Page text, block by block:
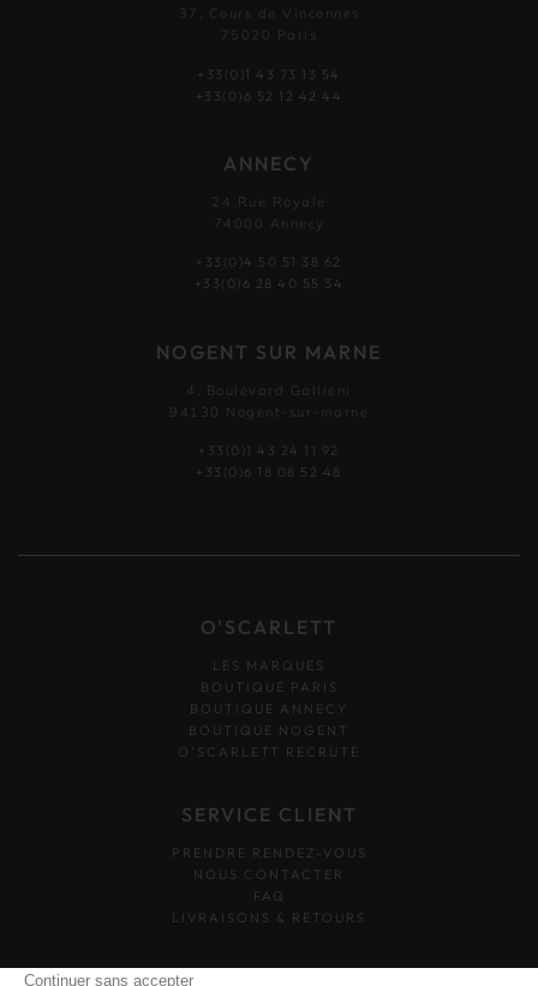
37, Cours de Vincennes
75020 Paris
+33(0)1 43 73 13 54
+33(0)6 52 12 42 44
ANNECY
24 Rue Royale
74000 Annecy
+33(0)4 50 51 38 62
+33(0)6 28 40 55 34
NOGENT SUR MARNE
4, Boulevard Gallieni
94130 Nogent-sur-marne
+33(0)1 43 24 11 92
+33(0)6 18 08 52 48
O'SCARLETT
LES MARQUES
BOUTIQUE PARIS
BOUTIQUE ANNECY
BOUTIQUE NOGENT
O’SCARLETT RECRUTE
SERVICE CLIENT
PRENDRE RENDEZ-VOUS
NOUS CONTACTER
FAQ
LIVRAISONS & RETOURS